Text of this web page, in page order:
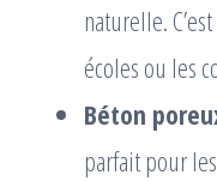
naturelle.
écoles ou les
Béton
parfait pour